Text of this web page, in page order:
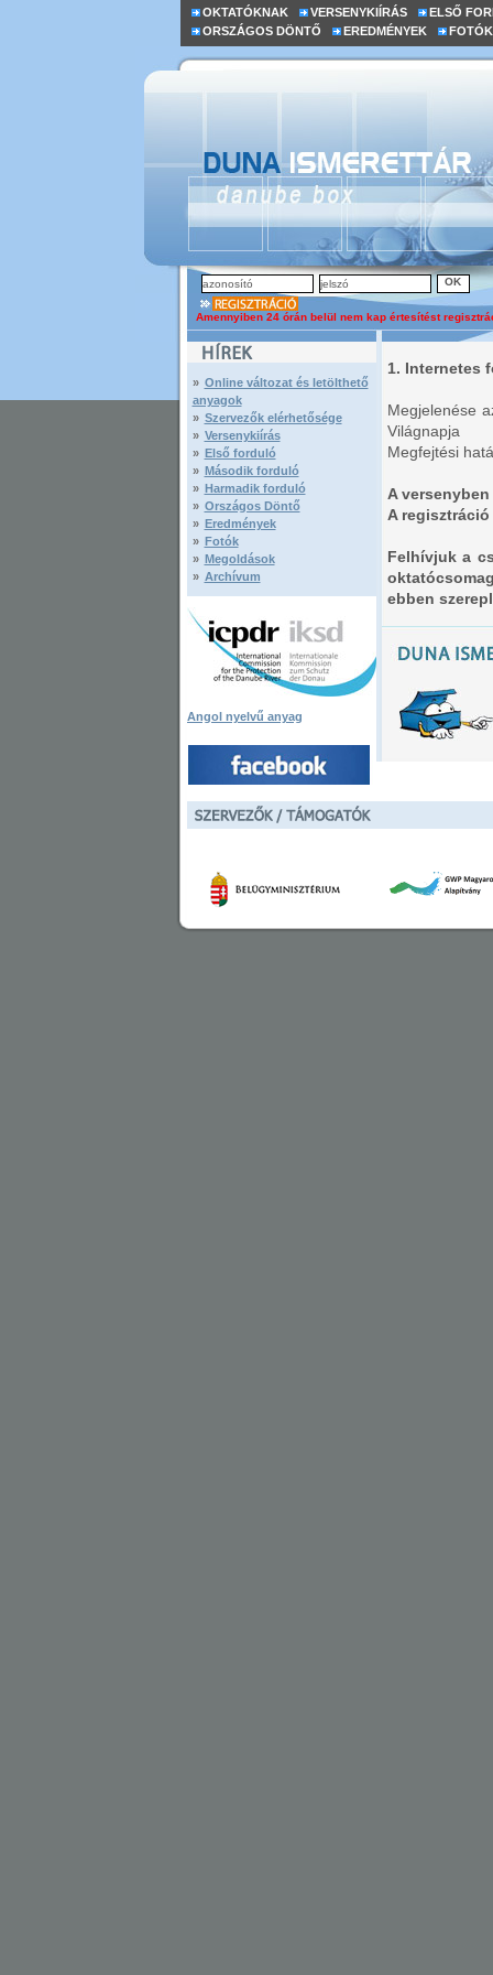
OKTATÓKNAK VERSENYKIÍRÁS
ELSŐ
ORSZÁGOS DÖNTŐ
EREDMÉNYEK FOTÓK
Amennyiben 24 órán belül nem kap értesítést
» Online változat és letölthető
anyagok
» Szervezők elérhetősége
» Versenykiírás
» Első forduló
» Második forduló
» Harmadik forduló
» Országos Döntő
» Eredmények
» Fotók
» Megoldások
» Archívum
Angol nyelvű anyag
1. Internetes
Megjelenése
Világnapja
Megfejtési
A
A
Felhívjuk a
ebben